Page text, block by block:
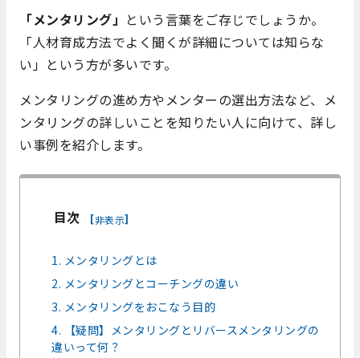
「メンタリング」 という言葉をご存じでしょうか。
「人材育成方法でよく聞くが詳細については知らな
い」という方が多いです。
メンタリングの進め方やメンターの選出方法など、メ
ンタリングの詳しいことを知りたい人に向けて、詳し
い事例を紹介します。
目次 [非表示]
1. メンタリングとは
2. メンタリングとコーチングの違い
3. メンタリングをおこなう目的
4. 【疑問】メンタリングとリバースメンタリングの
違いって何？